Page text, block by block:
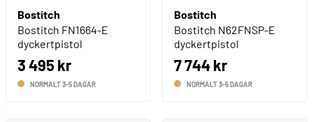
Bostitch
Bostitch FN1664-E
dyckertpistol
3 495 kr
NORMALT 3-5 DAGAR
Bostitch
Bostitch N62FNSP-E
dyckertpistol
7 744 kr
NORMALT 3-5 DAGAR